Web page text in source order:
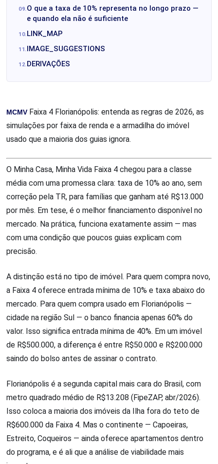
O que a taxa de 10% representa no longo prazo —
e quando ela não é suficiente
LINK_MAP
IMAGE_SUGGESTIONS
DERIVAÇÕES
MCMV Faixa 4 Florianópolis: entenda as regras de 2026, as
simulações por faixa de renda e a armadilha do imóvel
usado que a maioria dos guias ignora.
O Minha Casa, Minha Vida Faixa 4 chegou para a classe
média com uma promessa clara: taxa de 10% ao ano, sem
correção pela TR, para famílias que ganham até R$13.000
por mês. Em tese, é o melhor financiamento disponível no
mercado. Na prática, funciona exatamente assim — mas
com uma condição que poucos guias explicam com
precisão.
A distinção está no tipo de imóvel. Para quem compra novo,
a Faixa 4 oferece entrada mínima de 10% e taxa abaixo do
mercado. Para quem compra usado em Florianópolis —
cidade na região Sul — o banco financia apenas 60% do
valor. Isso significa entrada mínima de 40%. Em um imóvel
de R$500.000, a diferença é entre R$50.000 e R$200.000
saindo do bolso antes de assinar o contrato.
Florianópolis é a segunda capital mais cara do Brasil, com
metro quadrado médio de R$13.208 (FipeZAP, abr/2026).
Isso coloca a maioria dos imóveis da Ilha fora do teto de
R$600.000 da Faixa 4. Mas o continente — Capoeiras,
Estreito, Coqueiros — ainda oferece apartamentos dentro
do programa, e é ali que a análise de viabilidade mais